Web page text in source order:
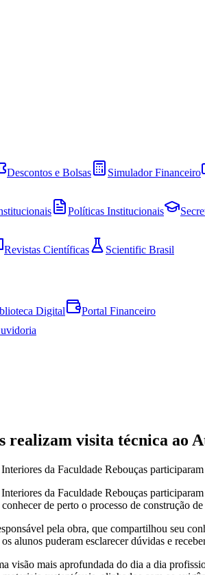
Descontos e Bolsas Simulador Financeiro
Políticas Institucionais
Revistas Científicas Scientific Brasil
Digital
Portal Financeiro
realizam visita técnica ao
da Faculdade Rebouças
da Faculdade Rebouças
de perto o processo de construção
pela obra, que compartilhou seu
alunos puderam esclarecer dúvidas e
visão mais aprofundada do dia a dia